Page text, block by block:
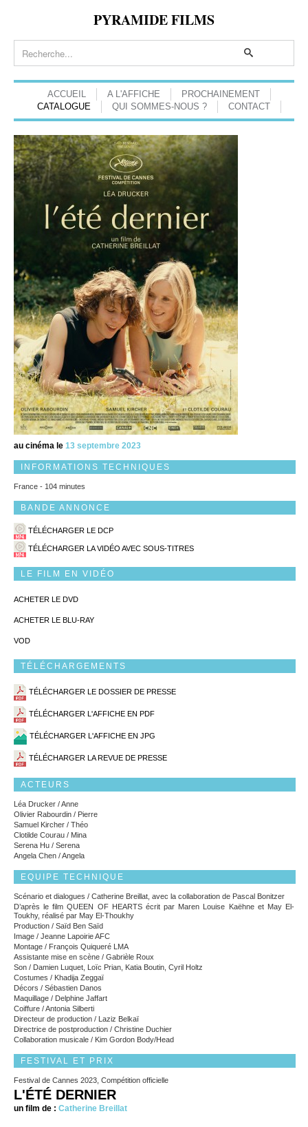
PYRAMIDE FILMS
ACCUEIL A L'AFFICHE
PROCHAINEMENT
CATALOGUE
QUI SOMMES-NOUS ? CONTACT
au cinéma le 13 septembre 2023
INFORMATIONS TECHNIQUES
France - 104 minutes
BANDE ANNONCE
TÉLÉCHARGER LE DCP
TÉLÉCHARGER LA VIDÉO AVEC SOUS-TITRES
LE FILM EN VIDÉO
ACHETER LE DVD
ACHETER LE BLU-RAY
VOD
TÉLÉCHARGEMENTS
TÉLÉCHARGER LE DOSSIER DE PRESSE
TÉLÉCHARGER L'AFFICHE EN PDF
TÉLÉCHARGER L'AFFICHE EN JPG
TÉLÉCHARGER LA REVUE DE PRESSE
ACTEURS
Léa Drucker / Anne
Olivier Rabourdin / Pierre
Samuel Kircher / Théo
Clotilde Courau / Mina
Serena Hu / Serena
Angela Chen / Angela
EQUIPE TECHNIQUE
Scénario et dialogues / Catherine Breillat, avec la collaboration de Pascal Bonitzer
D’après le film QUEEN OF HEARTS écrit par Maren Louise Kaëhne et May El-
Toukhy, réalisé par May El-Thoukhy
Production / Saïd Ben Saïd
Image / Jeanne Lapoirie AFC
Montage / François Quiqueré LMA
Assistante mise en scène / Gabrièle Roux
Son / Damien Luquet, Loïc Prian, Katia Boutin, Cyril Holtz
Costumes / Khadija Zeggaï
Décors / Sébastien Danos
Maquillage / Delphine Jaffart
Coiffure / Antonia Silberti
Directeur de production / Laziz Belkaï
Directrice de postproduction / Christine Duchier
Collaboration musicale / Kim Gordon Body/Head
FESTIVAL ET PRIX
Festival de Cannes 2023, Compétition officielle
L'ÉTÉ DERNIER
un film de : Catherine Breillat